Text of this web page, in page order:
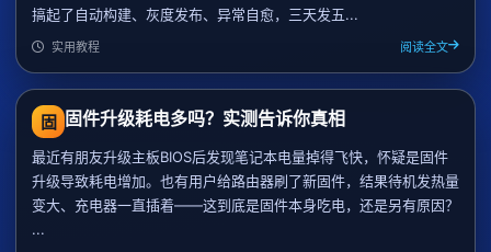
搞起了自动构建、灰度发布、异常自愈，三天发五...
实用教程 阅读全文
固 固件升级耗电多吗？实测告诉你真相
最近有朋友升级主板BIOS后发现笔记本电量掉得飞快，怀疑是固件
升级导致耗电增加。也有用户给路由器刷了新固件，结果待机发热量
变大、充电器一直插着——这到底是固件本身吃电，还是另有原因？
...